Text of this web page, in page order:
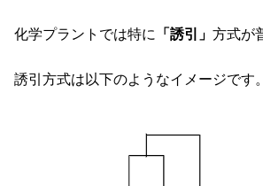
化学プラントでは特に 「誘引」 方式が
誘引方式は以下のようなイメージです。